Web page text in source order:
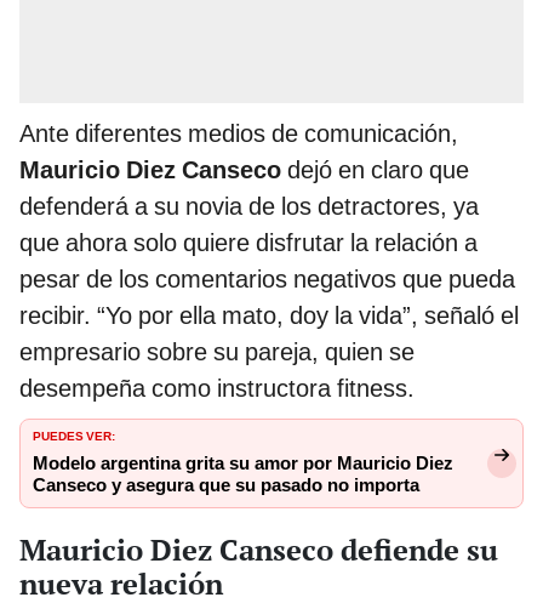
Ante diferentes medios de comunicación,
Mauricio Diez Canseco dejó en claro que
defenderá a su novia de los detractores, ya
que ahora solo quiere disfrutar la relación a
pesar de los comentarios negativos que pueda
recibir. “Yo por ella mato, doy la vida”, señaló el
empresario sobre su pareja, quien se
desempeña como instructora fitness.
PUEDES VER:
Modelo argentina grita su amor por Mauricio Diez
Canseco y asegura que su pasado no importa
Mauricio Diez Canseco defiende su
nueva relación